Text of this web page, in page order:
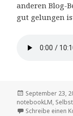
anderen Blog-
gut gelungen
Veröffentlicht
am
September 23,
notebookLM,
Schreibe einen